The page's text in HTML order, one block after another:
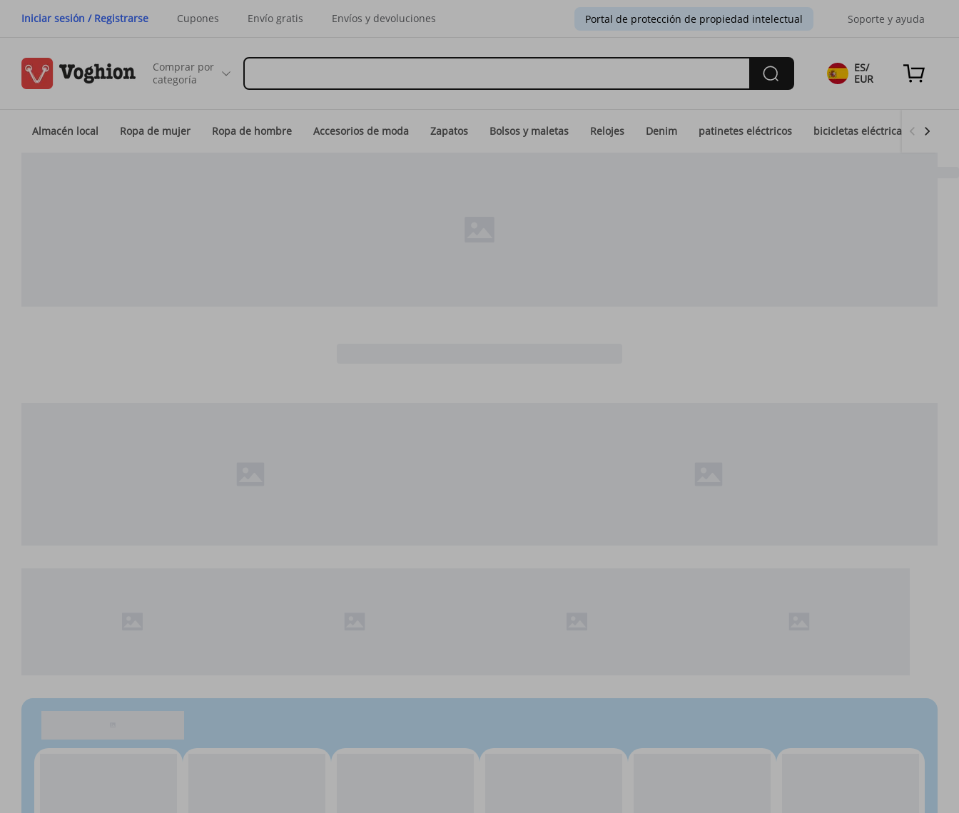
Iniciar sesión / Registrarse Cupones Envío gratis Envíos y devoluciones Portal de protección de propiedad intelectual Soporte y ayuda
Comprar por
categoría
ES/
EUR
Almacén local Ropa de mujer Ropa de hombre Accesorios de moda Zapatos Bolsos y maletas Relojes Denim patinetes eléctricos bicicletas eléctricas Moda